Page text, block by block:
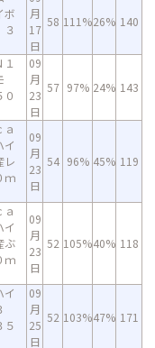
ボ
月
17
日
58 111%26% 140
09
月
23
日
57 97% 24% 143
イ
レ
ｍ
09
月
23
日
54 96% 45% 119
イ
ぶ
ｍ
09
月
23
日
52 105%40% 118
09
月
25
日
52 103%47% 171